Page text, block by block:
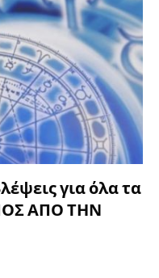
για όλα τα
ΑΠΟ ΤΗΝ